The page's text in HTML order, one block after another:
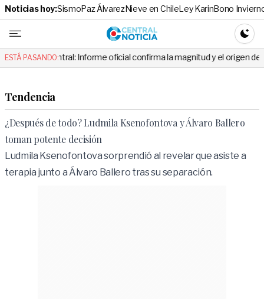
Noticias hoy:SismoPaz ÁlvarezNieve en ChileLey KarinBono
Central
ESTÁ PASANDO:
Informe oficial confirma la magnitud y el origen del temblor
Tendencia
¿Después de todo? Ludmila Ksenofontova y Álvaro Ballero
toman potente decisión
Ludmila Ksenofontova sorprendió al revelar que asiste a
terapia junto a Álvaro Ballero tras su separación.